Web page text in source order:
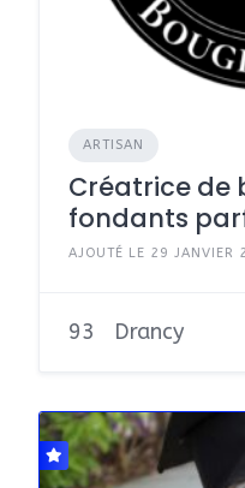
ARTISAN
Créatrice de
fondants
AJOUTÉ LE 29 JANVIER
93 Drancy